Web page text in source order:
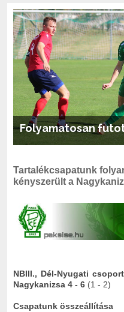
Folyamatosan
Tartalékcsapatunk
kényszerült a
NBIII., Dél-Nyugati
Nagykanizsa 4 - 6 (1 - 2)
Csapatunk összeállítása